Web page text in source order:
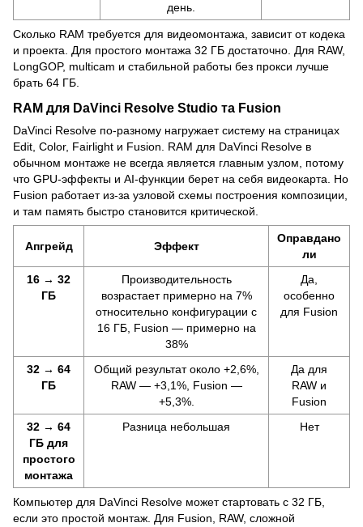
день.
Сколько RAM требуется для видеомонтажа, зависит от кодека
и проекта. Для простого монтажа 32 ГБ достаточно. Для RAW,
LongGOP, multicam и стабильной работы без прокси лучше
брать 64 ГБ.
RAM для DaVinci Resolve Studio та Fusion
DaVinci Resolve по-разному нагружает систему на страницах
Edit, Color, Fairlight и Fusion. RAM для DaVinci Resolve в
обычном монтаже не всегда является главным узлом, потому
что GPU-эффекты и AI-функции берет на себя видеокарта. Но
Fusion работает из-за узловой схемы построения композиции,
и там память быстро становится критической.
Апгрейд Эффект
Оправдано
ли
16 → 32
ГБ
Производительность
возрастает примерно на 7%
относительно конфигурации с
16 ГБ, Fusion — примерно на
38%
Да,
особенно
для Fusion
32 → 64
ГБ
Общий результат около +2,6%,
RAW — +3,1%, Fusion —
+5,3%.
Да для
RAW и
Fusion
32 → 64
ГБ для
простого
монтажа
Разница небольшая Нет
Компьютер для DaVinci Resolve может стартовать с 32 ГБ,
если это простой монтаж. Для Fusion, RAW, сложной